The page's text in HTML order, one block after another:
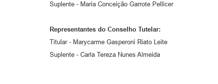
Suplente - Maria Conceição Garrote Pellicer
Representantes do Conselho Tutelar:
Titular - Marycarme Gasperoni Riato Leite
Suplente - Carla Tereza Nunes Almeida